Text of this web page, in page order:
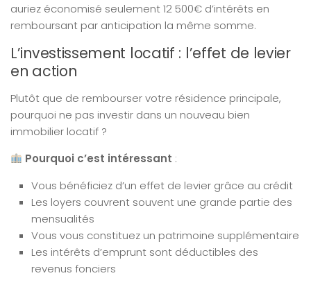
auriez économisé seulement 12 500€ d’intérêts en
remboursant par anticipation la même somme.
L’investissement locatif : l’effet de levier
en action
Plutôt que de rembourser votre résidence principale,
pourquoi ne pas investir dans un nouveau bien
immobilier locatif ?
Pourquoi c’est intéressant :
Vous bénéficiez d’un effet de levier grâce au crédit
Les loyers couvrent souvent une grande partie des
mensualités
Vous vous constituez un patrimoine supplémentaire
Les intérêts d’emprunt sont déductibles des
revenus fonciers